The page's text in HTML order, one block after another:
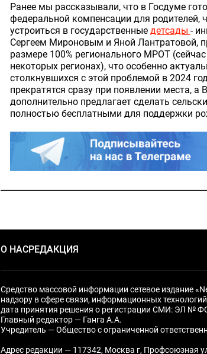
Ранее мы рассказывали, что в Госдуме
федеральной компенсации для родителей,
устроиться в государственные детсады -
Сергеем Мироновым и Яной Лантратовой,
размере 100% регионального МРОТ
некоторых регионах), что особенно
столкнувшихся с этой проблемой в 2024
прекратятся сразу при появлении места, а
дополнительно предлагает сделать
полностью бесплатными для поддержки
О НАСРЕДАКЦИЯ
Средство массовой информации сетевое издание
надзору в сфере связи, информационных
дата принятия решения о регистрации СМИ: ЭЛ №
Главный редактор — Ганга А.А.
Учредитель — Общество с ограниченной
Адрес редакции — 117342, Москва г, Профсоюзная